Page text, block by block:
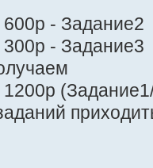
- Задание2
- Задание3